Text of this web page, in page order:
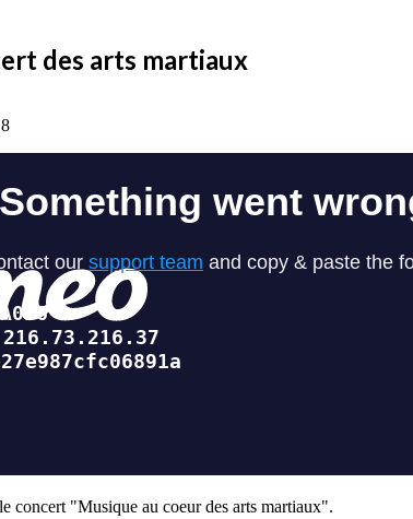
des arts martiaux
concert "Musique au coeur des arts martiaux".